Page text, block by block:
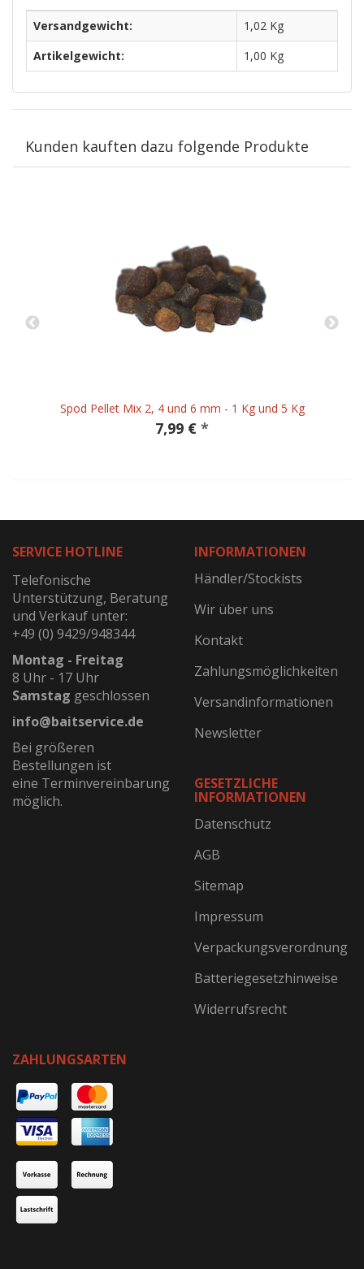
Versandgewicht:
1,02 Kg
Artikelgewicht:
1,00 Kg
Kunden kauften dazu folgende Produkte
Spod Pellet Mix 2, 4 und 6 mm - 1 Kg und 5 Kg
7,99 € *
SERVICE HOTLINE
Telefonische
Unterstützung, Beratung
und Verkauf unter:
+49 (0) 9429/948344
Montag - Freitag
8 Uhr - 17 Uhr
Samstag geschlossen
info@baitservice.de
Bei größeren
Bestellungen ist
eine Terminvereinbarung
möglich.
INFORMATIONEN
Händler/Stockists
Wir über uns
Kontakt
Zahlungsmöglichkeiten
Versandinformationen
Newsletter
GESETZLICHE
INFORMATIONEN
Datenschutz
AGB
Sitemap
Impressum
Verpackungsverordnung
Batteriegesetzhinweise
Widerrufsrecht
ZAHLUNGSARTEN